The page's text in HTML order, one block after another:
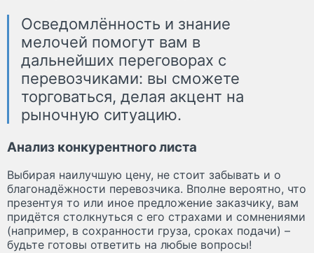
Осведомлённость и знание
мелочей помогут вам в
дальнейших переговорах с
перевозчиками: вы сможете
торговаться, делая акцент на
рыночную ситуацию.
Анализ конкурентного листа
Выбирая наилучшую цену, не стоит забывать и о
благонадёжности перевозчика. Вполне вероятно, что
презентуя то или иное предложение заказчику, вам
придётся столкнуться с его страхами и сомнениями
(например, в сохранности груза, сроках подачи) –
будьте готовы ответить на любые вопросы!